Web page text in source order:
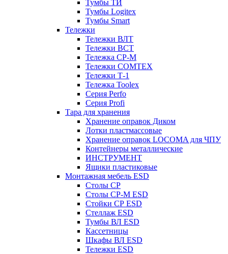
Тумбы ТИ
Тумбы Logitex
Тумбы Smart
Тележки
Тележки ВЛТ
Тележки ВСТ
Тележка СР-М
Тележки COMTEX
Тележки Т-1
Тележка Toolex
Серия Perfo
Серия Profi
Тара для хранения
Хранение оправок Диком
Лотки пластмассовые
Хранение оправок LOCOMA для ЧПУ
Контейнеры металлические
ИНСТРУМЕНТ
Ящики пластиковые
Монтажная мебель ESD
Столы СР
Столы СР-М ESD
Стойки СР ESD
Стеллаж ESD
Тумбы ВЛ ESD
Кассетницы
Шкафы ВЛ ESD
Тележки ESD